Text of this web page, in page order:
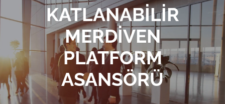
KATLANABİLİR
MERDİVEN
PLATFORM
ASANSÖRÜ